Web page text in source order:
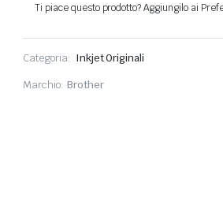
Categoria: Inkjet Originali
Marchio: Brother